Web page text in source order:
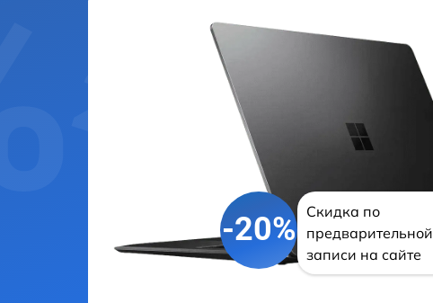
-20%
Скидка по
предварительной
записи на сайте